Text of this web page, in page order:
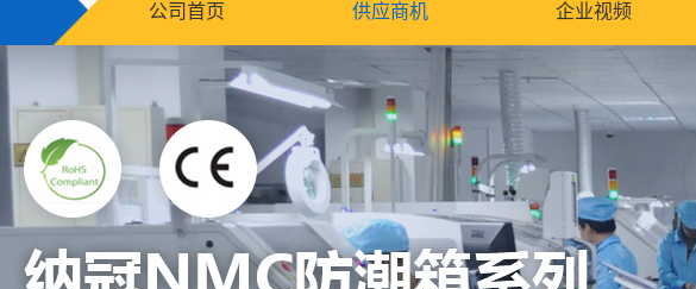
公司首页 供应商机 企业视频